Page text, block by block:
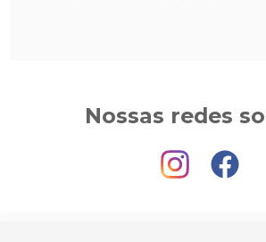
Nossas redes